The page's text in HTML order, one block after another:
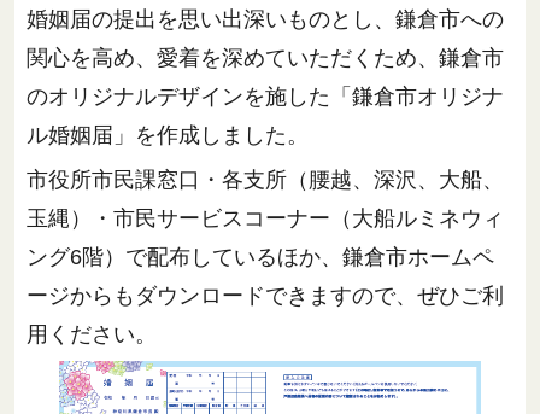
婚姻届の提出を思い出深いものとし、鎌倉市への
関心を高め、愛着を深めていただくため、鎌倉市
のオリジナルデザインを施した「鎌倉市オリジナ
ル婚姻届」を作成しました。
市役所市民課窓口・各支所（腰越、深沢、大船、
玉縄）・市民サービスコーナー（大船ルミネウィ
ング6階）で配布しているほか、鎌倉市ホームペ
ージからもダウンロードできますので、ぜひご利
用ください。